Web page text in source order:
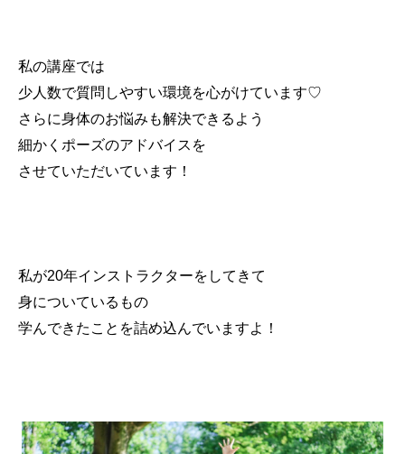
私の講座では
少人数で質問しやすい環境を心がけています♡
さらに身体のお悩みも解決できるよう
細かくポーズのアドバイスを
させていただいています！
私が20年インストラクターをしてきて
身についているもの
学んできたことを詰め込んでいますよ！